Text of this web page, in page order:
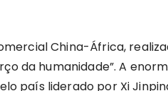
China-África,
da humanidade”. A
país liderado por Xi